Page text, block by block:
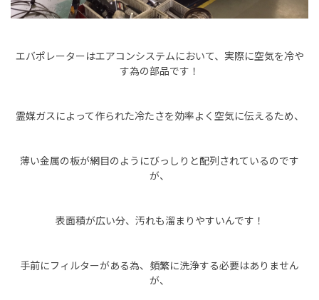
エバポレーターはエアコンシステムにおいて、実際に空気を冷や
す為の部品です！
霊媒ガスによって作られた冷たさを効率よく空気に伝えるため、
薄い金属の板が網目のようにびっしりと配列されているのです
が、
表面積が広い分、汚れも溜まりやすいんです！
手前にフィルターがある為、頻繁に洗浄する必要はありません
が、